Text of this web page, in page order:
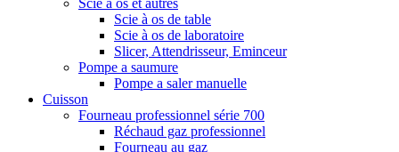
Scie à os et autres
Scie à os de table
Scie à os de laboratoire
Slicer, Attendrisseur, Eminceur
Pompe a saumure
Pompe a saler manuelle
Cuisson
Fourneau professionnel série 700
Réchaud gaz professionnel
Fourneau au gaz